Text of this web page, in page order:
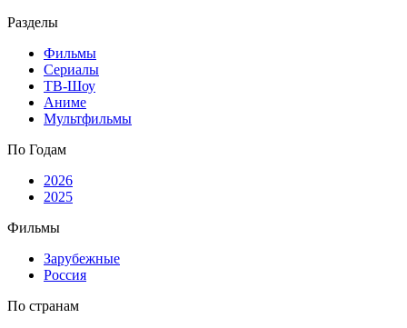
Разделы
Фильмы
Сериалы
ТВ-Шоу
Аниме
Мультфильмы
По Годам
2026
2025
Фильмы
Зарубежные
Россия
По странам